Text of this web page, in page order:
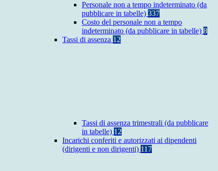
Personale non a tempo indeterminato (da
pubblicare in tabelle) 337
Costo del personale non a tempo
indeterminato (da pubblicare in tabelle) 8
Tassi di assenza 12
Tassi di assenza trimestrali (da pubblicare
in tabelle) 12
Incarichi conferiti e autorizzati ai dipendenti
(dirigenti e non dirigenti) 117